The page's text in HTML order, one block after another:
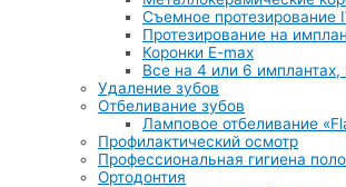
Съемное протезирование
Протезирование на
Коронки E-max
Все на 4 или 6 имплантах,
Удаление зубов
Отбеливание зубов
Ламповое отбеливание
Профилактический осмотр
Профессиональная гигиена
Ортодонтия